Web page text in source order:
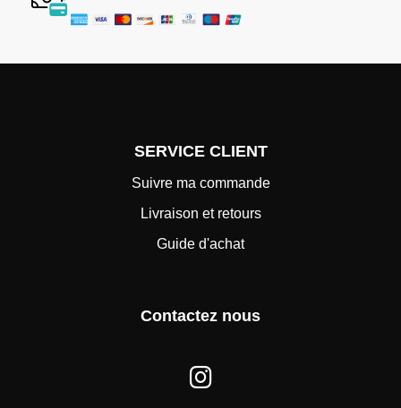
SERVICE CLIENT
Suivre ma commande
Livraison et retours
Guide d'achat
Contactez nous